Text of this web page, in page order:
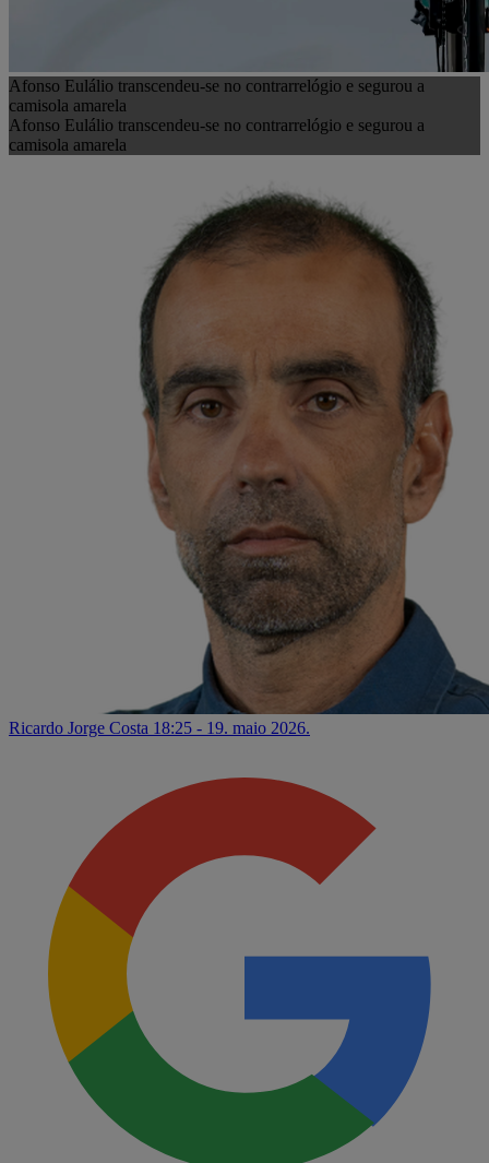
Afonso Eulálio transcendeu-se no contrarrelógio e segurou a
camisola amarela
Afonso Eulálio transcendeu-se no contrarrelógio e segurou a
camisola amarela
Ricardo Jorge Costa 18:25 - 19. maio 2026.